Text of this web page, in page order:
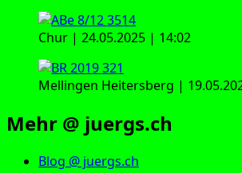
Chur | 24.05.2025 | 14:02
Mellingen Heitersberg |
Mehr @ juergs.ch
Blog @ juergs.ch